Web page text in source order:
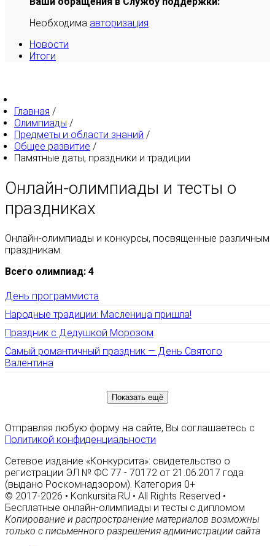
Необходима авторизация
Новости
Итоги
Главная /
Олимпиады /
Предметы и области знаний /
Общее развитие /
Памятные даты, праздники и традиции
Онлайн-олимпиады и тесты о
праздниках
Онлайн-олимпиады и конкурсы, посвященные различным
праздникам.
Всего олимпиад: 4
День программиста
Народные традиции: Масленица пришла!
Праздник с Дедушкой Морозом
Самый романтичный праздник — День Святого
Валентина
Показать ещё
Отправляя любую форму на сайте, Вы соглашаетесь с
Политикой конфиденциальности
Сетевое издание «Конкурсита»: свидетельство о
регистрации ЭЛ № ФС 77 - 70172 от 21.06.2017 года
(выдано Роскомнадзором). Категория 0+
© 2017-2026 • Konkursita.RU • All Rights Reserved •
Бесплатные онлайн-олимпиады и тесты с дипломом
Копирование и распространение материалов возможны
только с письменного разрешения администрации сайта